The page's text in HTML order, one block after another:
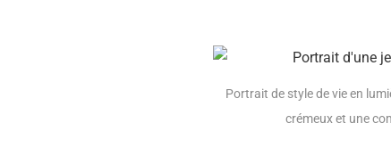
Portrait de style de vie en
crémeux et une